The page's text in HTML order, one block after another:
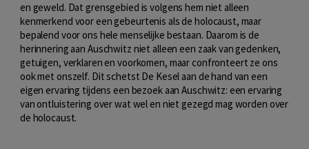
en geweld. Dat grensgebied is volgens hem niet alleen
kenmerkend voor een gebeurtenis als de holocaust, maar
bepalend voor ons hele menselijke bestaan. Daarom is de
herinnering aan Auschwitz niet alleen een zaak van gedenken,
getuigen, verklaren en voorkomen, maar confronteert ze ons
ook met onszelf. Dit schetst De Kesel aan de hand van een
eigen ervaring tijdens een bezoek aan Auschwitz: een ervaring
van ontluistering over wat wel en niet gezegd mag worden over
de holocaust.